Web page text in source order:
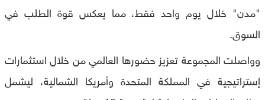
"مدن" خلال يوم واحد فقط، مما يعكس قوة الطلب في
السوق.
وواصلت المجموعة تعزيز حضورها العالمي من خلال استثمارات
إستراتيجية في المملكة المتحدة وأمريكا الشمالية، ليشمل